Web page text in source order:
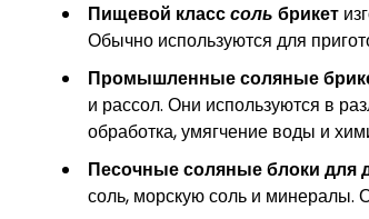
Пищевой класссоль брикет
Обычно используются для
Промышленные соляные
и рассол. Они используются в
обработка, умягчение воды и
Песочные соляные блоки
соль, морскую соль и минералы.